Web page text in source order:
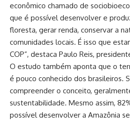
econômico chamado de
que é possível desenvolver e
floresta, gerar renda, conservar a
comunidades locais. É isso que
COP”, destaca Paulo Reis,
O estudo também aponta que o
é pouco conhecido dos brasileiros.
compreender o conceito,
sustentabilidade. Mesmo assim,
possível desenvolver a Amazônia